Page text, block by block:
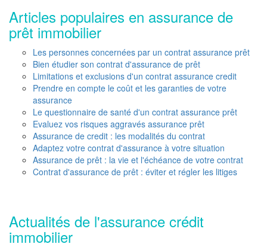
Articles populaires en assurance de
prêt immobilier
Les personnes concernées par un contrat assurance prêt
Bien étudier son contrat d'assurance de prêt
Limitations et exclusions d'un contrat assurance credit
Prendre en compte le coût et les garanties de votre
assurance
Le questionnaire de santé d'un contrat assurance prêt
Evaluez vos risques aggravés assurance prêt
Assurance de credit : les modalités du contrat
Adaptez votre contrat d'assurance à votre situation
Assurance de prêt : la vie et l'échéance de votre contrat
Contrat d'assurance de prêt : éviter et régler les litiges
Actualités de l'assurance crédit
immobilier